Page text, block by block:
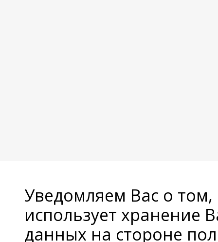
Уведомляем Вас о
использует хранение
данных на стороне